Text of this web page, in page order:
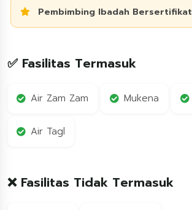
Pembimbing Ibadah Bersertifikat
✅ Fasilitas Termasuk
Air Zam Zam Mukena
Air Tagl
❌ Fasilitas Tidak Termasuk